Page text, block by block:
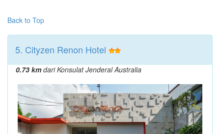
Back to Top
5. Cityzen Renon Hotel
0.73 kmdari Konsulat Jenderal Australia